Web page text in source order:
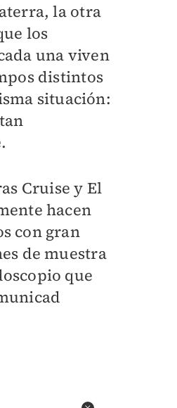
la otra
los
una viven
distintos
situación:
Cruise y El
hacen
con gran
de muestra
que